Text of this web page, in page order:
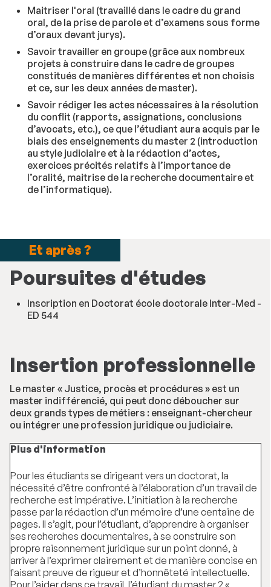
Maitriser l'oral (travaillé dans le cadre du grand
oral, de la prise de parole et d’examens sous forme
d’oraux devant jurys).
Savoir travailler en groupe (grâce aux nombreux
projets à construire dans le cadre de groupes
constitués de manières différentes et non choisis
et ce, sur les deux années de master).
Savoir rédiger les actes nécessaires à la résolution
du conflit (rapports, assignations, conclusions
d’avocats, etc.), ce que l’étudiant aura acquis par le
biais des enseignements du master 2 (introduction
au style judiciaire et à la rédaction d’actes,
exercices précités relatifs à l’importance de
l’oralité, maitrise de la recherche documentaire et
de l’informatique).
Et après ?
Poursuites d'études
Inscription en Doctorat école doctorale Inter-Med -
ED 544
Insertion professionnelle
Le master « Justice, procès et procédures » est un
master indifférencié, qui peut donc déboucher sur
deux grands types de métiers : enseignant-chercheur
ou intégrer une profession juridique ou judiciaire.
Plus d'information
Pour les étudiants se dirigeant vers un doctorat, la
nécessité d’être confronté à l’élaboration d’un travail de
recherche est impérative. L’initiation à la recherche
passe par la rédaction d’un mémoire d’une centaine de
pages. Il s’agit, pour l’étudiant, d’apprendre à organiser
ses recherches documentaires, à se construire son
propre raisonnement juridique sur un point donné, à
arriver à l’exprimer clairement et de manière concise en
faisant preuve de rigueur et d’honnêteté intellectuelle.
Pour l’aider dans ce travail, l’étudiant du master 2 «